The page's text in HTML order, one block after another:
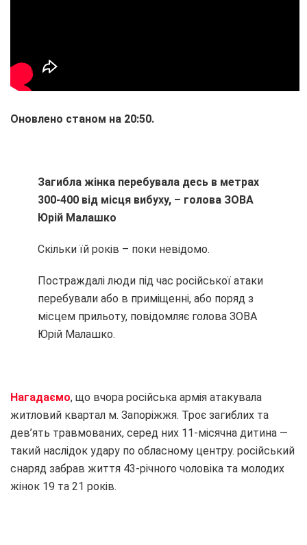
Оновлено станом на 20:50.
Загибла жінка перебувала десь в метрах
300-400 від місця вибуху, – голова ЗОВА
Юрій Малашко
Скільки їй років – поки невідомо.
Постраждалі люди під час російської атаки
перебували або в приміщенні, або поряд з
місцем прильоту, повідомляє голова ЗОВА
Юрій Малашко.
Нагадаємо, що вчора російська армія атакувала
житловий квартал м. Запоріжжя. Троє загиблих та
дев’ять травмованих, серед них 11-місячна дитина —
такий наслідок удару по обласному центру. російський
снаряд забрав життя 43-річного чоловіка та молодих
жінок 19 та 21 років.